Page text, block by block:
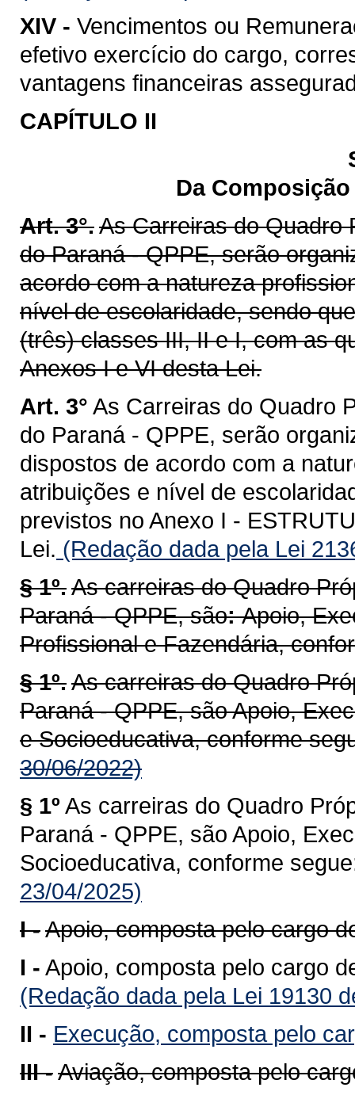
XIV - Vencimentos ou
efetivo exercício do cargo,
vantagens financeiras
CAPÍTULO II
Da
Art. 3°.As Carreiras do Quadro
do Paraná - QPPE, serão
acordo com a natureza
nível de escolaridade, sendo
(três) classes III, II e I, com as
Anexos I e VI desta Lei.
Art. 3° As Carreiras do Quadro
do Paraná - QPPE, serão
dispostos de acordo com a
atribuições e nível de
previstos no Anexo I -
Lei. (Redação dada pela Lei
§ 1º.As carreiras do Quadro
Paraná - QPPE, são:Apoio,
Profissional e Fazendária,
§ 1º.As carreiras do Quadro
Paraná - QPPE, são Apoio,
e Socioeducativa, conforme
30/06/2022)
§ 1º As carreiras do Quadro
Paraná - QPPE, são Apoio,
Socioeducativa, conforme
23/04/2025)
I -Apoio, composta pelo cargo
I - Apoio, composta pelo cargo
(Redação dada pela Lei 19130
II - Execução, composta pelo
III -Aviação, composta pelo